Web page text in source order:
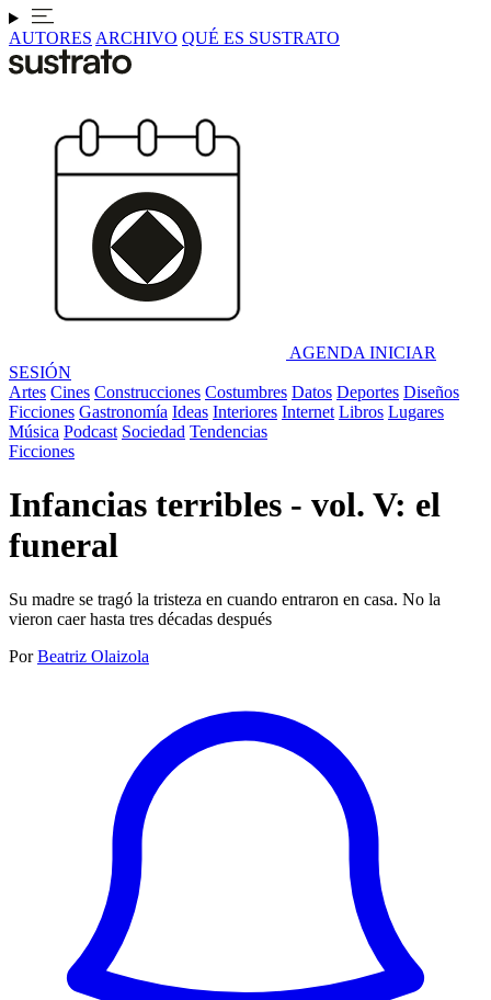
AUTORES ARCHIVO QUÉ ES SUSTRATO
AGENDA INICIAR
SESIÓN
Artes Cines Construcciones Costumbres Datos Deportes Diseños
Ficciones Gastronomía Ideas Interiores Internet Libros Lugares
Música Podcast Sociedad Tendencias
Ficciones
Infancias terribles - vol. V: el
funeral
Su madre se tragó la tristeza en cuando entraron en casa. No la
vieron caer hasta tres décadas después
Por Beatriz Olaizola